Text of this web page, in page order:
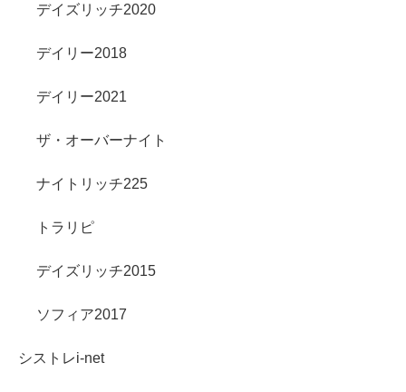
デイズリッチ2020
デイリー2018
デイリー2021
ザ・オーバーナイト
ナイトリッチ225
トラリピ
デイズリッチ2015
ソフィア2017
シストレi-net